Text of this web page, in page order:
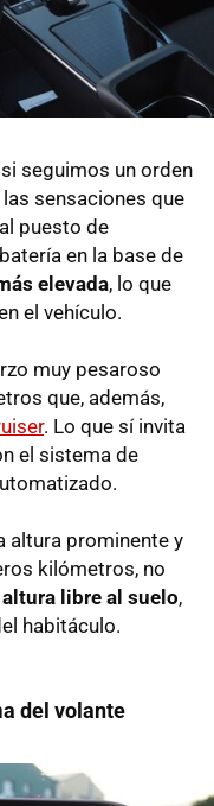
seguimos un orden
sensaciones que
puesto de
en la base de
elevada, lo que
el vehículo.
muy pesaroso
que, además,
. Lo que sí invita
el sistema de
altura prominente y
kilómetros, no
libre al suelo,
habitáculo.
del volante